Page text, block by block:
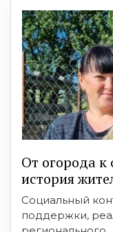
От огорода к
история
Социальный
поддержки,